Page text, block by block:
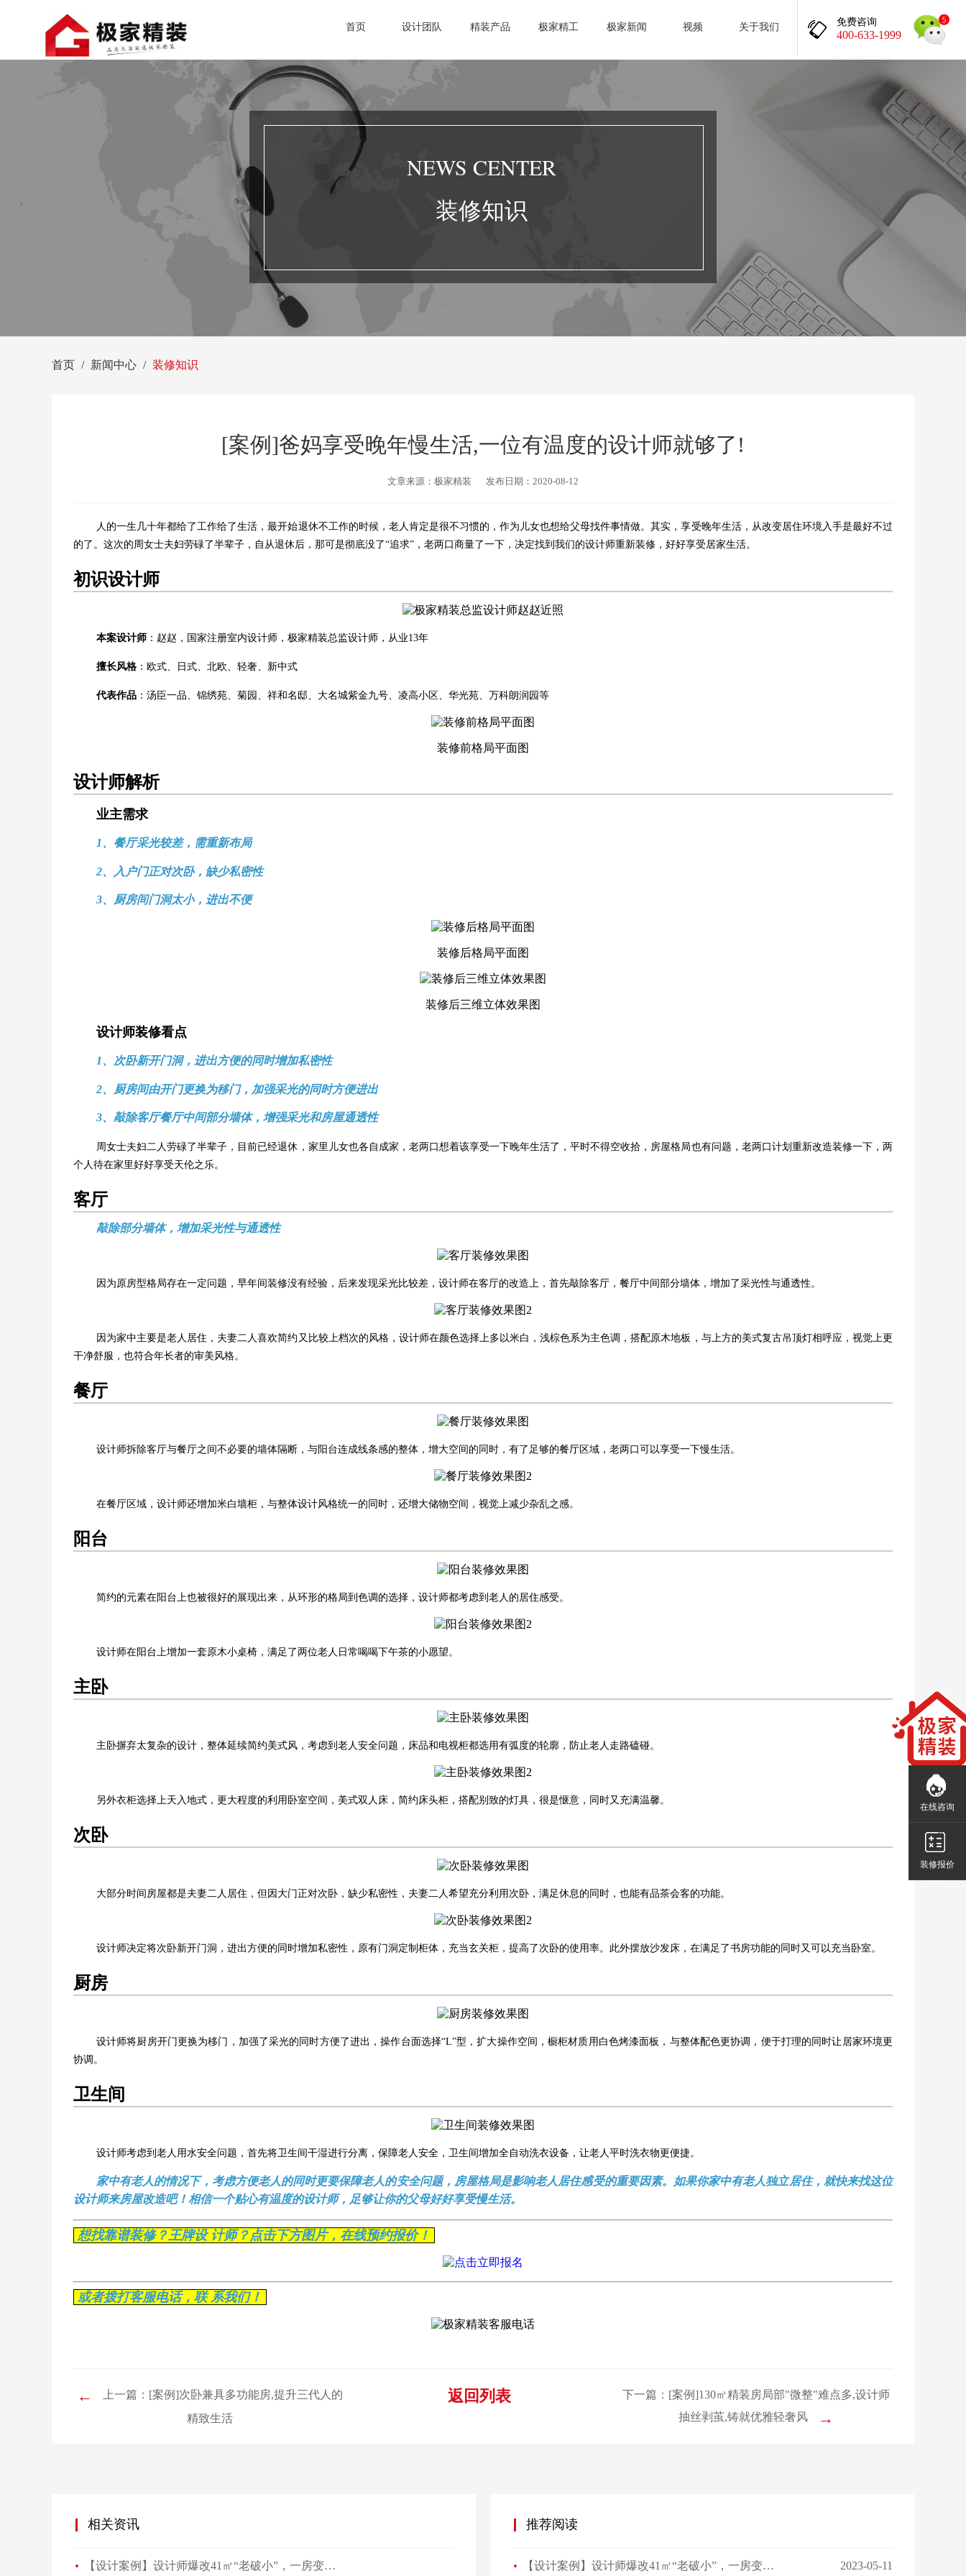
首页 设计团队 精装产品 极家精工 极家新闻 视频 关于我们 免费咨询
400-633-1999
NEWS CENTER
装修知识
首页 新闻中心 装修知识
[案例]爸妈享受晚年慢生活,一位有温度的设计师就够了!
文章来源：极家精装 发布日期：2020-08-12
人的一生几十年都给了工作给了生活，最开始退休不工作的时候，老人肯定是很不习惯的，作为儿女也想给父母找件事情做。其实，享受晚年生活，从改变居住环境入手是最好不过
的了。这次的周女士夫妇劳碌了半辈子，自从退休后，那可是彻底没了“追求”，老两口商量了一下，决定找到我们的设计师重新装修，好好享受居家生活。
初识设计师
本案设计师 ：赵赵， 国家注册室内设计师， 极家精装总监设计师，从业13年
擅长风格 ：欧式、日式、北欧、轻奢、新中式
代表作品 ：汤臣一品、锦绣苑、菊园、祥和名邸、大名城紫金九号、凌高小区、华光苑、万科朗润园等
装修前格局平面图
设计师解析
业主需求
1、餐厅采光较差，需重新布局
2、入户门正对次卧，缺少私密性
3、厨房间门洞太小，进出不便
装修后格局平面图
装修后三维立体效果图
设计师装修看点
1、次卧新开门洞，进出方便的同时增加私密性
2、厨房间由开门更换为移门，加强采光的同时方便进出
3、敲除客厅餐厅中间部分墙体，增强采光和房屋通透性
周女士夫妇二人劳碌了半辈子，目前已经退休，家里儿女也各自成家，老两口想着该享受一下晚年生活了，平时不得空收拾，房屋格局也有问题，老两口计划重新改造装修一下，两
个人待在家里好好享受天伦之乐。
客厅
敲除部分墙体，增加采光性与通透性
因为原房型格局存在一定问题，早年间装修没有经验，后来发现采光比较差，设计师在客厅的改造上，首先敲除客厅，餐厅中间部分墙体，增加了采光性与通透性。
因为家中主要是老人居住，夫妻二人喜欢简约又比较上档次的风格，设计师在颜色选择上多以米白，浅棕色系为主色调，搭配原木地板，与上方的美式复古吊顶灯相呼应，视觉上更
干净舒服，也符合年长者的审美风格。
餐厅
设计师拆除客厅与餐厅之间不必要的墙体隔断，与阳台连成线条感的整体，增大空间的同时，有了足够的餐厅区域，老两口可以享受一下慢生活。
在餐厅区域，设计师还增加米白墙柜，与整体设计风格统一的同时，还增大储物空间，视觉上减少杂乱之感。
阳台
简约的元素在阳台上也被很好的展现出来，从环形的格局到色调的选择，设计师都考虑到老人的居住感受。
设计师在阳台上增加一套原木小桌椅，满足了两位老人日常喝喝下午茶的小愿望。
主卧
主卧摒弃太复杂的设计，整体延续简约美式风，考虑到老人安全问题，床品和电视柜都选用有弧度的轮廓，防止老人走路磕碰。
另外衣柜选择上天入地式，更大程度的利用卧室空间，美式双人床，简约床头柜，搭配别致的灯具，很是惬意，同时又充满温馨。
次卧
大部分时间房屋都是夫妻二人居住，但因大门正对次卧，缺少私密性，夫妻二人希望充分利用次卧，满足休息的同时，也能有品茶会客的功能。
设计师决定将次卧新开门洞，进出方便的同时增加私密性，原有门洞定制柜体，充当玄关柜，提高了次卧的使用率。此外摆放沙发床，在满足了书房功能的同时又可以充当卧室。
厨房
设计师将厨房开门更换为移门，加强了采光的同时方便了进出，操作台面选择“L”型，扩大操作空间，橱柜材质用白色烤漆面板，与整体配色更协调，便于打理的同时让居家环境更
协调。
卫生间
设计师考虑到老人用水安全问题，首先将卫生间干湿进行分离，保障老人安全，卫生间增加全自动洗衣设备，让老人平时洗衣物更便捷。
家中有老人的情况下，考虑方便老人的同时更要保障老人的安全问题，房屋格局是影响老人居住感受的重要因素。如果你家中有老人独立居住，就快来找这位
设计师来房屋改造吧！相信一个贴心有温度的设计师，足够让你的父母好好享受慢生活。
想找靠谱装修？王牌设 计师？点击下方图片，在线预约报价！
或者拨打客服电话，联 系我们！
←
上一篇：[案例]次卧兼具多功能房,提升三代人的
精致生活
返回列表
下一篇：[案例]130㎡精装房局部"微整"难点多,设计师
抽丝剥茧,铸就优雅轻奢风
→
相关资讯
【设计案例】设计师爆改41㎡“老破小”，一房变三房，住祖孙三代五口人不拥挤！
推荐阅读
【设计案例】设计师爆改41㎡“老破小”，一房变三房，住祖孙三代五口人不拥挤！ 2023-05-11
在线咨询
装修报价